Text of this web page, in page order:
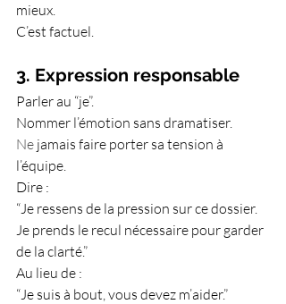
mieux.
C’est factuel.
3. Expression responsable
Parler au “je”.
Nommer l’émotion sans dramatiser.
Ne jamais faire porter sa tension à
l’équipe.
Dire :
“Je ressens de la pression sur ce dossier.
Je prends le recul nécessaire pour garder
de la clarté.”
Au lieu de :
“Je suis à bout, vous devez m’aider.”